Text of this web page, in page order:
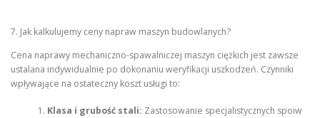
7. Jak kalkulujemy ceny napraw maszyn budowlanych?
Cena naprawy mechaniczno-spawalniczej maszyn ciężkich jest zawsze
ustalana indywidualnie po dokonaniu weryfikacji uszkodzeń. Czynniki
wpływające na ostateczny koszt usługi to:
Klasa i grubość stali: Zastosowanie specjalistycznych spoiw